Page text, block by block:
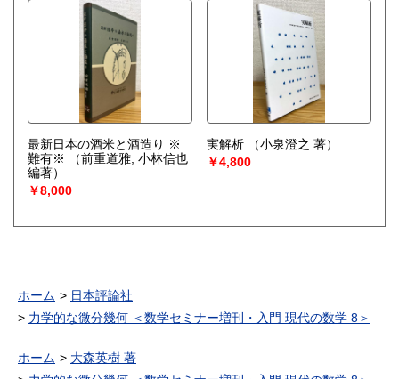
最新日本の酒米と酒造り ※
難有※
（前重道雅, 小林信也
編著）
￥8,000
実解析
（小泉澄之 著）
￥4,800
ホーム
日本評論社
力学的な微分幾何 ＜数学セミナー増刊・入門 現代の数学 8＞
ホーム
大森英樹 著